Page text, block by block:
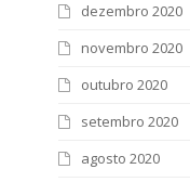
dezembro 2020
novembro 2020
outubro 2020
setembro 2020
agosto 2020